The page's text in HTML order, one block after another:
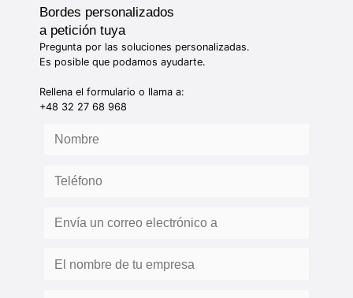
Bordes personalizados
a petición tuya
Pregunta por las soluciones personalizadas.
Es posible que podamos ayudarte.
Rellena el formulario o llama a:
+48 32 27 68 968